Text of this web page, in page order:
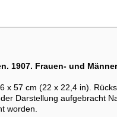
1907. Frauen- und
x 57 cm (22 x 22,4 in).
Darstellung aufgebracht
worden.